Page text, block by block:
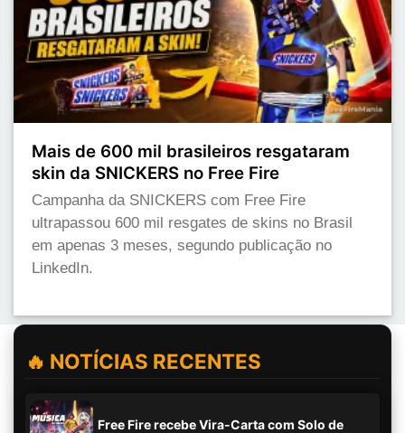
Mais de 600 mil brasileiros resgataram
skin da SNICKERS no Free Fire
Campanha da SNICKERS com Free Fire
ultrapassou 600 mil resgates de skins no Brasil
em apenas 3 meses, segundo publicação no
LinkedIn.
🔥 NOTÍCIAS RECENTES
Free Fire recebe Vira-Carta com Solo de